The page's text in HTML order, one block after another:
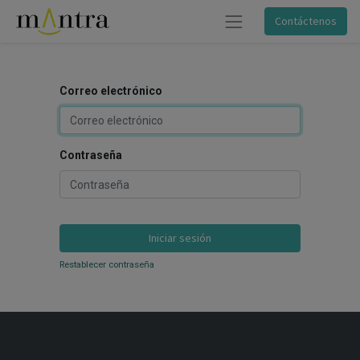
Contáctenos
Correo electrónico
Contraseña
Iniciar sesión
Restablecer contraseña